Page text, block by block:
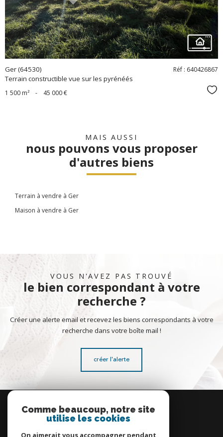
Ger (64530)
Terrain constructible vue sur les pyrénéés
Réf : 640426867
1 500 m² - 45 000 €
MAIS AUSSI
nous pouvons vous proposer
d'autres biens
Terrain à vendre à Ger
Maison à vendre à Ger
VOUS N'AVEZ PAS TROUVÉ
le bien correspondant à votre
recherche ?
Créer une alerte email et recevez les biens correspondants à votre
recherche dans votre boîte mail !
créer l'alerte
connecter
espace propriétaire
Comme beaucoup, notre site
utilise les cookies
On aimerait vous accompagner pendant